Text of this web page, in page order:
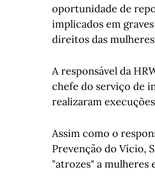
oportunidade de
implicados em
direitos das
A responsável da
chefe do serviço de
realizaram
Assim como o
Prevenção do Vício,
"atrozes" a mulheres